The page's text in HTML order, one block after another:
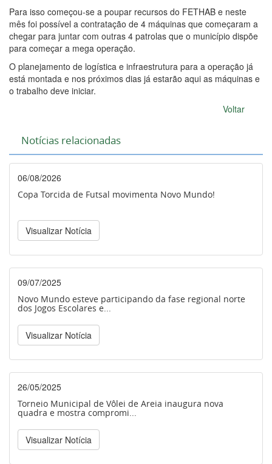
Para isso começou-se a poupar recursos do FETHAB e neste
mês foi possível a contratação de 4 máquinas que começaram a
chegar para juntar com outras 4 patrolas que o município dispõe
para começar a mega operação.
O planejamento de logística e infraestrutura para a operação já
está montada e nos próximos dias já estarão aqui as máquinas e
o trabalho deve iniciar.
Voltar
Notícias relacionadas
06/08/2026
Copa Torcida de Futsal movimenta Novo Mundo!
Visualizar Notícia
09/07/2025
Novo Mundo esteve participando da fase regional norte
dos Jogos Escolares e...
Visualizar Notícia
26/05/2025
Torneio Municipal de Vôlei de Areia inaugura nova
quadra e mostra compromi...
Visualizar Notícia